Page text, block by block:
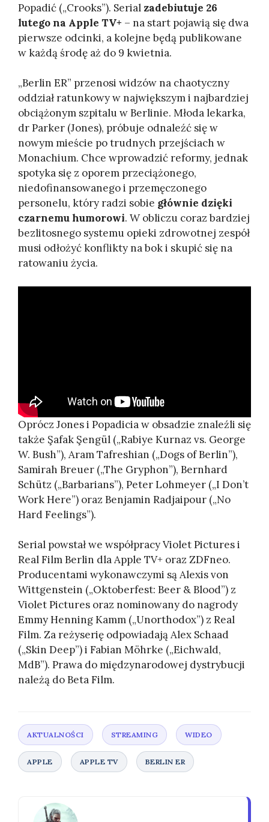
Popadić („Crooks”). Serial zadebiutuje 26
lutego na Apple TV+ – na start pojawią się dwa
pierwsze odcinki, a kolejne będą publikowane
w każdą środę aż do 9 kwietnia.
„Berlin ER” przenosi widzów na chaotyczny
oddział ratunkowy w największym i najbardziej
obciążonym szpitalu w Berlinie. Młoda lekarka,
dr Parker (Jones), próbuje odnaleźć się w
nowym mieście po trudnych przejściach w
Monachium. Chce wprowadzić reformy, jednak
spotyka się z oporem przeciążonego,
niedofinansowanego i przemęczonego
personelu, który radzi sobie głównie dzięki
czarnemu humorowi. W obliczu coraz bardziej
bezlitosnego systemu opieki zdrowotnej zespół
musi odłożyć konflikty na bok i skupić się na
ratowaniu życia.
Oprócz Jones i Popadicia w obsadzie znaleźli się
także Şafak Şengül („Rabiye Kurnaz vs. George
W. Bush”), Aram Tafreshian („Dogs of Berlin”),
Samirah Breuer („The Gryphon”), Bernhard
Schütz („Barbarians”), Peter Lohmeyer („I Don’t
Work Here”) oraz Benjamin Radjaipour („No
Hard Feelings”).
Serial powstał we współpracy Violet Pictures i
Real Film Berlin dla Apple TV+ oraz ZDFneo.
Producentami wykonawczymi są Alexis von
Wittgenstein („Oktoberfest: Beer & Blood”) z
Violet Pictures oraz nominowany do nagrody
Emmy Henning Kamm („Unorthodox”) z Real
Film. Za reżyserię odpowiadają Alex Schaad
(„Skin Deep”) i Fabian Möhrke („Eichwald,
MdB”). Prawa do międzynarodowej dystrybucji
należą do Beta Film.